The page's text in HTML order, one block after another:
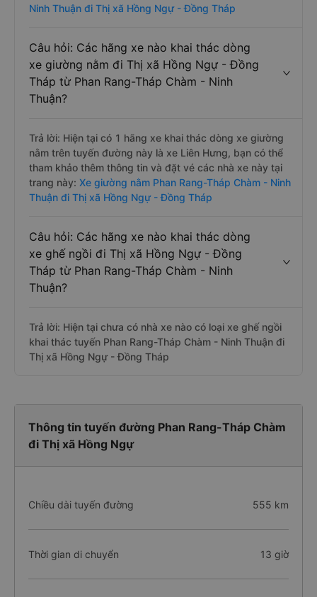
Ninh Thuận đi Thị xã Hồng Ngự - Đồng Tháp
Câu hỏi: Các hãng xe nào khai thác dòng
xe giường nằm đi Thị xã Hồng Ngự - Đồng
Tháp từ Phan Rang-Tháp Chàm - Ninh
Thuận?
Trả lời: Hiện tại có 1 hãng xe khai thác dòng xe giường
nằm trên tuyến đường này là xe Liên Hưng, bạn có thể
tham khảo thêm thông tin và đặt vé các nhà xe này tại
trang này: Xe giường nằm Phan Rang-Tháp Chàm - Ninh
Thuận đi Thị xã Hồng Ngự - Đồng Tháp
Câu hỏi: Các hãng xe nào khai thác dòng
xe ghế ngồi đi Thị xã Hồng Ngự - Đồng
Tháp từ Phan Rang-Tháp Chàm - Ninh
Thuận?
Trả lời: Hiện tại chưa có nhà xe nào có loại xe ghế ngồi
khai thác tuyến Phan Rang-Tháp Chàm - Ninh Thuận đi
Thị xã Hồng Ngự - Đồng Tháp
Thông tin tuyến đường Phan Rang-Tháp Chàm
đi Thị xã Hồng Ngự
Chiều dài tuyến đường 555 km
Thời gian di chuyển 13 giờ